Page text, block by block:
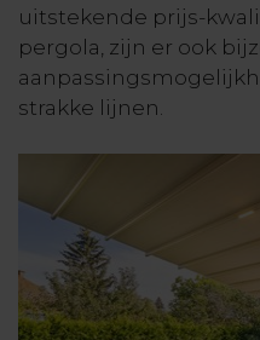
uitstekende prijs-
pergola, zijn er ook
strakke lijnen.